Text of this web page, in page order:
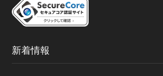
新着情報